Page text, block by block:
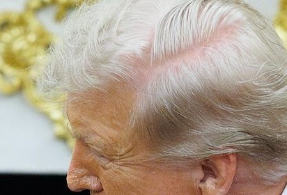
August 2, 2026
IHSG Dibuka Anjlok ke 6.266,
Rupiah Dekati Rp18.000
July 24, 2026
Tenor KPR Rumah Subsidi Resmi
Diperpanjang 40 Tahun